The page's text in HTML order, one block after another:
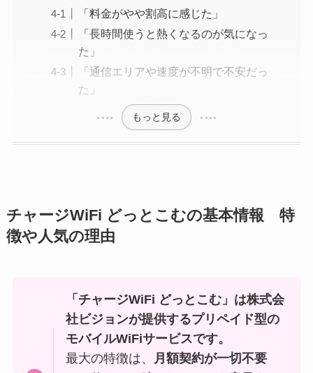
「料金がやや割高に感じた」
「長時間使うと熱くなるのが気になっ
た」
「通信エリアや速度が不明で不安だっ
た」
もっと見る
チャージWiFi どっとこむの基本情報 特
徴や人気の理由
「チャージWiFi どっとこむ」は株式会
社ビジョンが提供するプリペイド型の
モバイルWiFiサービスです。
最大の特徴は、 月額契約が一切不要